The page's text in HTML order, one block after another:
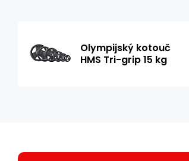
Olympijský kotouč
HMS Tri-grip 15 kg